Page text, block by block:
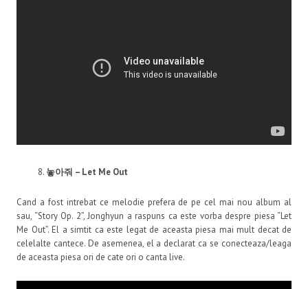
놓아줘 – Let Me Out
Cand a fost intrebat ce melodie prefera de pe cel mai nou album al
sau, “Story Op. 2”, Jonghyun a raspuns ca este vorba despre piesa “Let
Me Out”. El a simtit ca este legat de aceasta piesa mai mult decat de
celelalte cantece. De asemenea, el a declarat ca se conecteaza/leaga
de aceasta piesa ori de cate ori o canta live.